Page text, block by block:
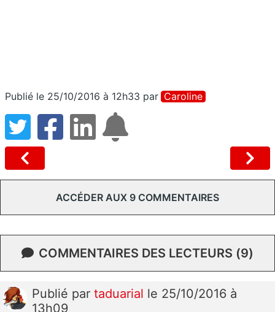
Publié le 25/10/2016 à 12h33 par Caroline
ACCÉDER AUX 9 COMMENTAIRES
COMMENTAIRES DES LECTEURS (9)
Publié par taduarial le 25/10/2016 à
13h09